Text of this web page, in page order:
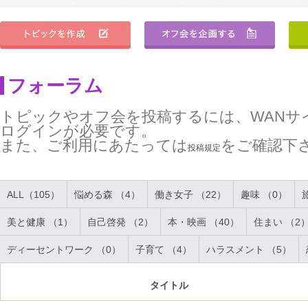
フォーラム
トピックやオフ会を投稿するには、WAN
ログインが必要です。
また、ご利用にあたっては 投稿規定 をご確認下
ALL（105） 悩める森 （4） 働き女子 （22） 趣味 （0）
美と健康 （1） 自己啓発 （2） 本・映画 （40） 住まい （2
ディーセントワーク （0） 子育て （4） ハラスメント （5）
タイトル